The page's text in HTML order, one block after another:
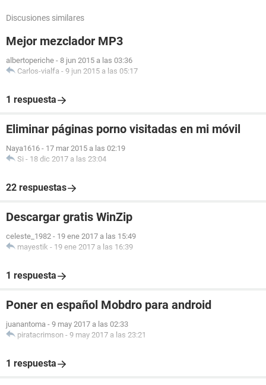
Discusiones similares
Mejor mezclador MP3
albertoperiche - 8 jun 2015 a las 03:36
Carlos-vialfa - 9 jun 2015 a las 05:17
1 respuesta
Eliminar páginas porno visitadas en mi móvil
Naya1616 - 17 mar 2015 a las 02:19
Si - 18 dic 2017 a las 23:04
22 respuestas
Descargar gratis WinZip
celeste_1982 - 19 ene 2017 a las 15:49
mayestik - 19 ene 2017 a las 16:39
1 respuesta
Poner en español Mobdro para android
juanantoma - 9 may 2017 a las 02:33
piratacrimson - 9 may 2017 a las 23:21
1 respuesta